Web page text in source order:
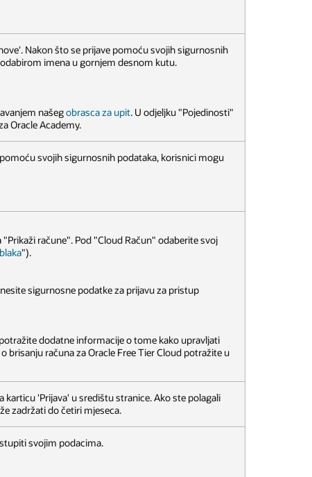
Nakon što se prijave pomoću svojih sigurnosnih
imena u gornjem desnom kutu.
našegobrasca za upit. U odjeljku "Pojedinosti"
Oracle Academy.
svojih sigurnosnih podataka, korisnici mogu
račune". Pod "Cloud Račun" odaberite svoj
").
sigurnosne podatke za prijavu za pristup
dodatne informacije o tome kako upravljati
brisanju računa za Oracle Free Tier Cloud potražite u
'Prijava' u središtu stranice. Ako ste polagali
zadržati do četiri mjeseca.
svojim podacima.